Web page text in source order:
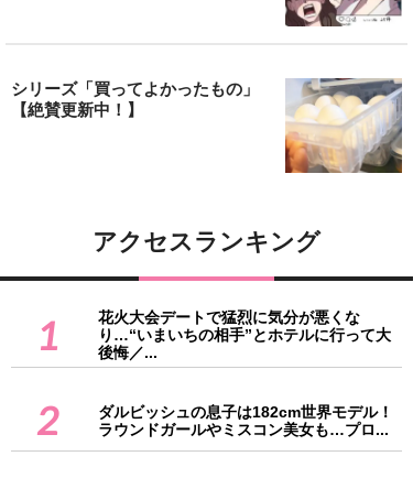
シリーズ「買ってよかったもの」
【絶賛更新中！】
アクセスランキング
1
花火大会デートで猛烈に気分が悪くな
り…“いまいちの相手”とホテルに行って大
後悔／...
2
ダルビッシュの息子は182cm世界モデル！
ラウンドガールやミスコン美女も…プロ...